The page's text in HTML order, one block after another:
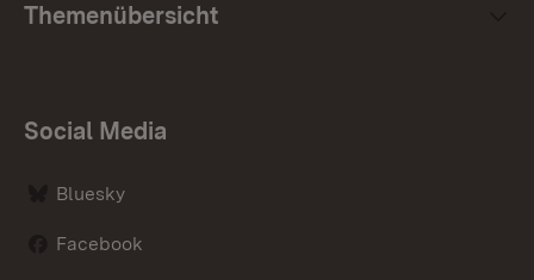
Themenübersicht
Social Media
Bluesky
Facebook